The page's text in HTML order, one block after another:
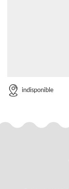
indisponible